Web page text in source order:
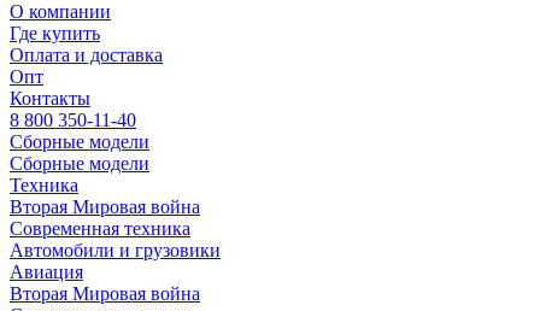
О компании
Где купить
Оплата и доставка
Опт
Контакты
8 800 350-11-40
Сборные модели
Сборные модели
Техника
Вторая Мировая война
Современная техника
Автомобили и грузовики
Авиация
Вторая Мировая война